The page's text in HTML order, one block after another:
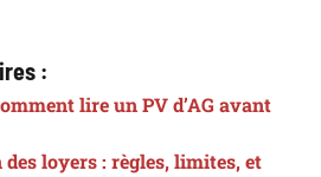
:
lire un PV d’AG avant
loyers : règles, limites, et